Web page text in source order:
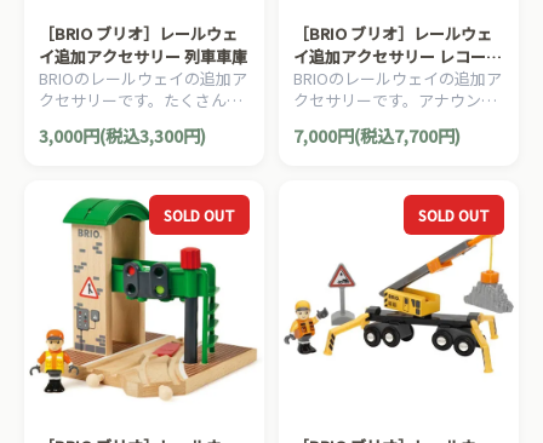
［BRIO ブリオ］レールウェ
イ追加アクセサリー 列車車庫
BRIOのレールウェイの追加ア
クセサリーです。たくさん働
いた列車を格納する列車車庫
です。1ピース。
3,000円(税込3,300円)
［BRIO ブリオ］レールウェ
イ追加アクセサリー レコード
＆プレイステーション
BRIOのレールウェイの追加ア
クセサリーです。アナウンス
が流れる駅のプラットホーム
と駅員さんのセットです。3
7,000円(税込7,700円)
SOLD OUT SOLD OUT